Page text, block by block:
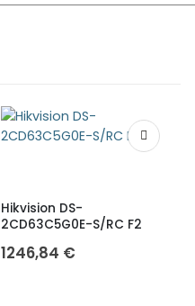
Hikvision DS-
2CD63C5G0E-S/RC F2
1246,84 €